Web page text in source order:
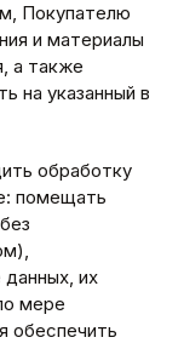
Покупателю
и материалы
а также
на указанный в
обработку
помещать
их
мере
обеспечить